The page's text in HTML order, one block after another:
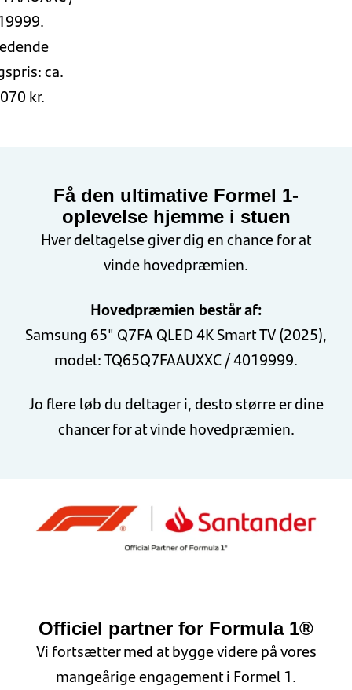
ca.
kr.
Få den ultimative Formel 1-
oplevelse hjemme i stuen
Hver deltagelse giver dig en chance for at
vinde hovedpræmien.
Hovedpræmien består af:
Samsung 65" Q7FA QLED 4K Smart TV (2025),
model: TQ65Q7FAAUXXC / 4019999.
Jo flere løb du deltager i, desto større er dine
chancer for at vinde hovedpræmien.
Officiel partner for Formula 1®
Vi fortsætter med at bygge videre på vores
mangeårige engagement i Formel 1.